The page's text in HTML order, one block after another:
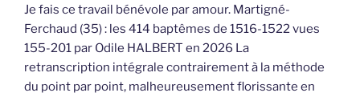
Je fais ce travail bénévole par amour. Martigné-
Ferchaud (35) : les 414 baptêmes de 1516-1522 vues
155-201 par Odile HALBERT en 2026 La
retranscription intégrale contrairement à la méthode
du point par point, malheureusement florissante en